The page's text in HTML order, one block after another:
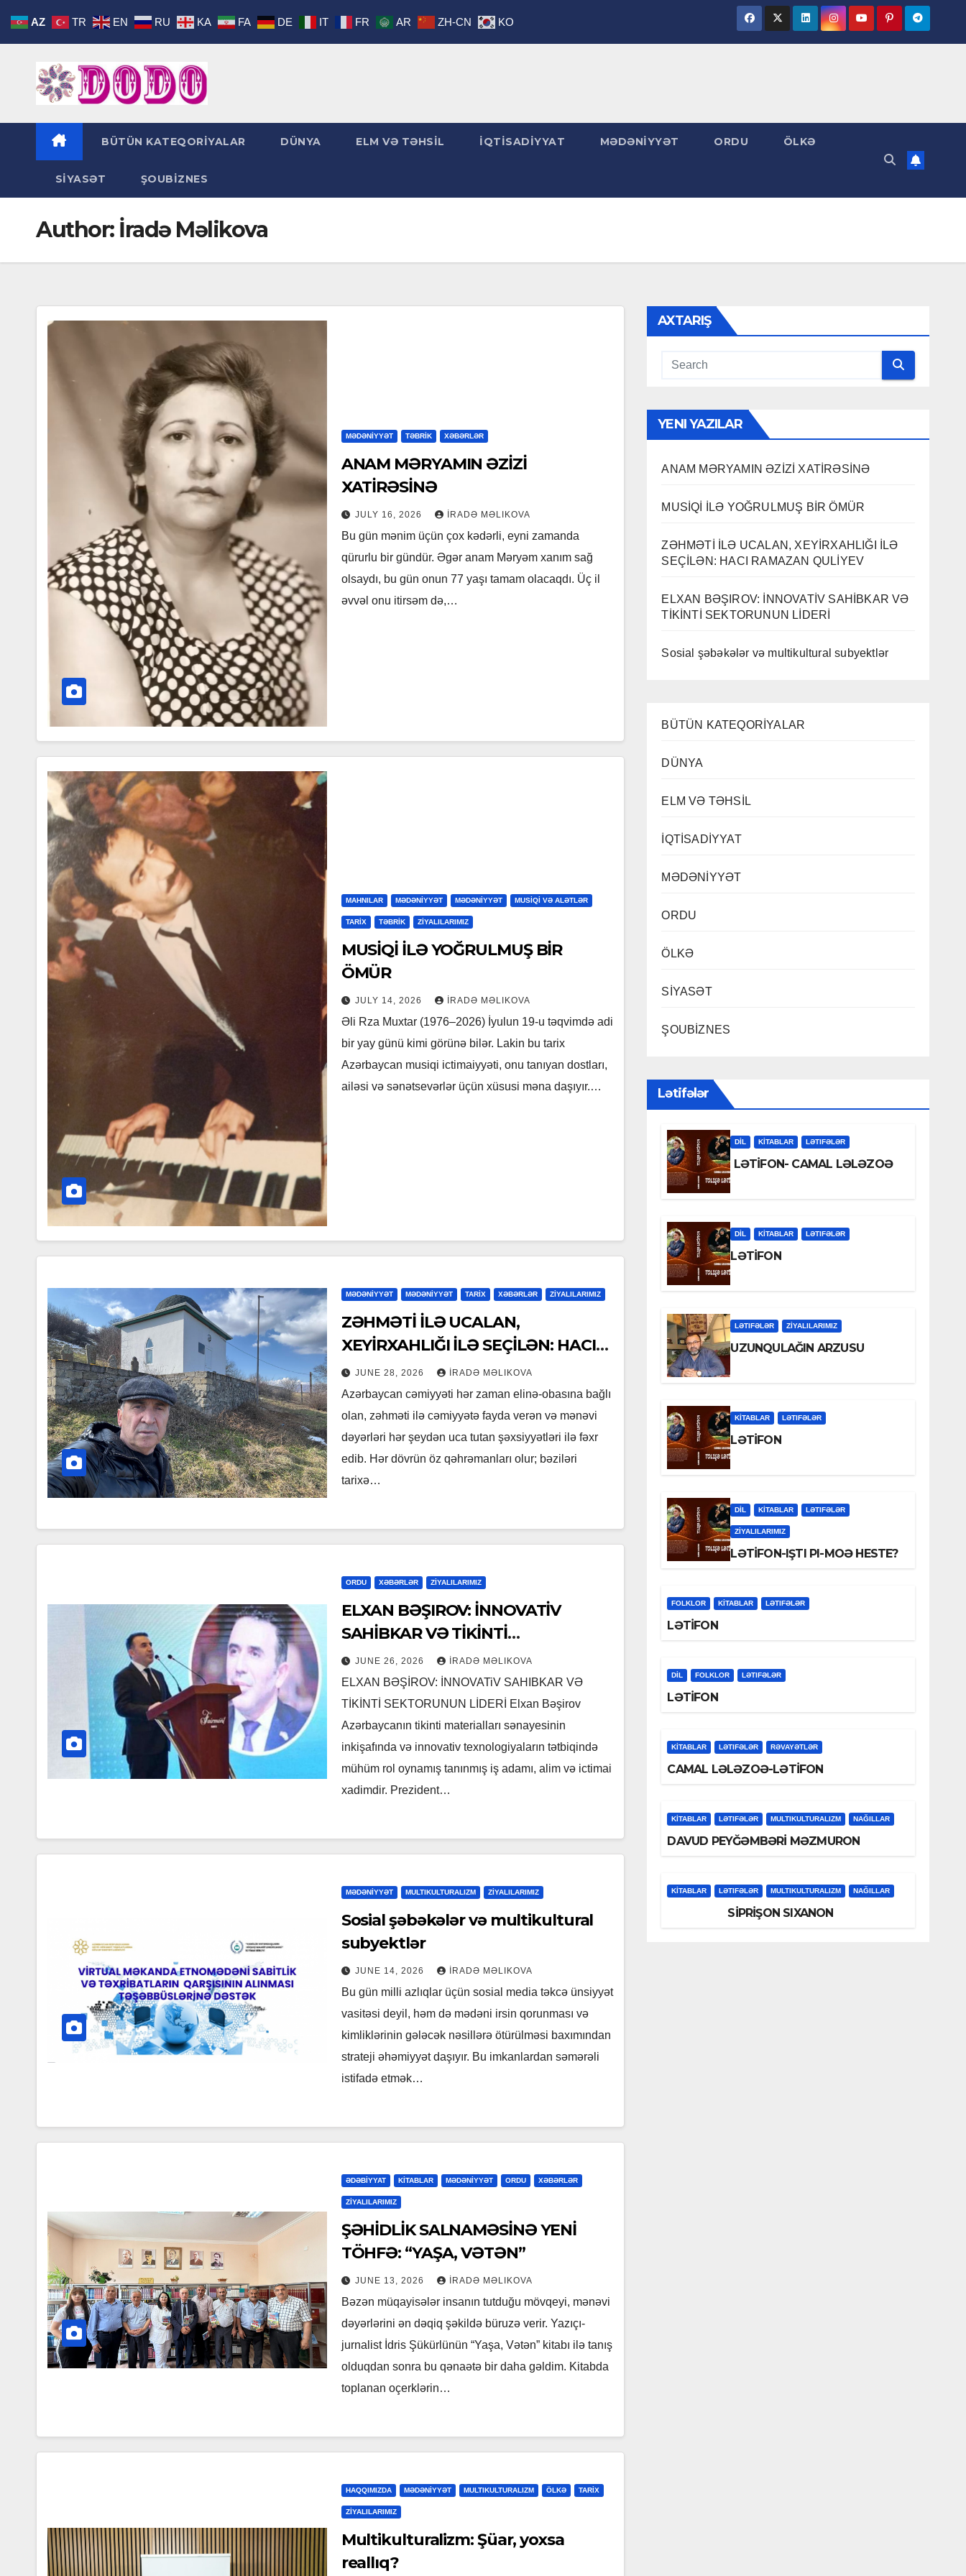
BÜTÜN KATEQORİYALAR DÜNYA ELM VƏ TƏHSİL İQTİSADİYYAT MƏDƏNİYYƏT ORDU ÖLKƏ
SİYASƏT ŞOUBİZNES
Author: İradə Məlikova
MƏDƏNİYYƏT TƏBRİK XƏBƏRLƏR
ANAM MƏRYAMIN ƏZİZİ
XATİRƏSİNƏ
JULY 16, 2026 İRADƏ MƏLIKOVA
Bu gün mənim üçün çox kədərli, eyni zamanda
qürurlu bir gündür. Əgər anam Məryəm xanım sağ
olsaydı, bu gün onun 77 yaşı tamam olacaqdı. Üç il
əvvəl onu itirsəm də,…
MAHNILAR MƏDƏNİYYƏT MƏDƏNİYYƏT MUSİQİ VƏ ALƏTLƏR
TARİX TƏBRİK ZİYALILARIMIZ
MUSİQİ İLƏ YOĞRULMUŞ BİR
ÖMÜR
JULY 14, 2026 İRADƏ MƏLIKOVA
Əli Rza Muxtar (1976–2026) İyulun 19-u təqvimdə adi
bir yay günü kimi görünə bilər. Lakin bu tarix
Azərbaycan musiqi ictimaiyyəti, onu tanıyan dostları,
ailəsi və sənətsevərlər üçün xüsusi məna daşıyır.…
MƏDƏNİYYƏT MƏDƏNİYYƏT TARİX XƏBƏRLƏR ZİYALILARIMIZ
ZƏHMƏTİ İLƏ UCALAN,
XEYİRXAHLIĞI İLƏ SEÇİLƏN: HACI
RAMAZAN QULİYEV
JUNE 28, 2026 İRADƏ MƏLIKOVA
Azərbaycan cəmiyyəti hər zaman elinə-obasına bağlı
olan, zəhməti ilə cəmiyyətə fayda verən və mənəvi
dəyərləri hər şeydən uca tutan şəxsiyyətləri ilə fəxr
edib. Hər dövrün öz qəhrəmanları olur; bəziləri
tarixə…
ORDU XƏBƏRLƏR ZİYALILARIMIZ
ELXAN BƏŞIROV: İNNOVATİV
SAHİBKAR VƏ TİKİNTİ
SEKTORUNUN LİDERİ
JUNE 26, 2026 İRADƏ MƏLIKOVA
ELXAN BƏŞİROV: İNNOVATiV SAHIBKAR VƏ
TİKİNTİ SEKTORUNUN LİDERİ Elxan Bəşirov
Azərbaycanın tikinti materialları sənayesinin
inkişafında və innovativ texnologiyaların tətbiqində
mühüm rol oynamış tanınmış iş adamı, alim və ictimai
xadimdir. Prezident…
MƏDƏNİYYƏT MULTIKULTURALIZM ZİYALILARIMIZ
Sosial şəbəkələr və multikultural
subyektlər
JUNE 14, 2026 İRADƏ MƏLIKOVA
Bu gün milli azlıqlar üçün sosial media təkcə ünsiyyət
vasitəsi deyil, həm də mədəni irsin qorunması və
kimliklərinin gələcək nəsillərə ötürülməsi baxımından
strateji əhəmiyyət daşıyır. Bu imkanlardan səmərəli
istifadə etmək…
ƏDƏBİYYAT KİTABLAR MƏDƏNİYYƏT ORDU XƏBƏRLƏR
ZİYALILARIMIZ
ŞƏHİDLİK SALNAMƏSİNƏ YENİ
TÖHFƏ: “YAŞA, VƏTƏN”
JUNE 13, 2026 İRADƏ MƏLIKOVA
Bəzən müqayisələr insanın tutduğu mövqeyi, mənəvi
dəyərlərini ən dəqiq şəkildə büruzə verir. Yazıçı-
jurnalist İdris Şükürlünün “Yaşa, Vətən” kitabı ilə tanış
olduqdan sonra bu qənaətə bir daha gəldim. Kitabda
toplanan oçerklərin…
HAQQIMIZDA MƏDƏNİYYƏT MULTIKULTURALIZM ÖLKƏ TARİX
ZİYALILARIMIZ
Multikulturalizm: Şüar, yoxsa
reallıq?
AXTARIŞ
YENI YAZILAR
ANAM MƏRYAMIN ƏZİZİ XATİRƏSİNƏ
MUSİQİ İLƏ YOĞRULMUŞ BİR ÖMÜR
ZƏHMƏTİ İLƏ UCALAN, XEYİRXAHLIĞI İLƏ
SEÇİLƏN: HACI RAMAZAN QULİYEV
ELXAN BƏŞIROV: İNNOVATİV SAHİBKAR VƏ
TİKİNTİ SEKTORUNUN LİDERİ
Sosial şəbəkələr və multikultural subyektlər
BÜTÜN KATEQORİYALAR
DÜNYA
ELM VƏ TƏHSİL
İQTİSADİYYAT
MƏDƏNİYYƏT
ORDU
ÖLKƏ
SİYASƏT
ŞOUBİZNES
Lətifələr
DİL KİTABLAR LƏTIFƏLƏR
LƏTİFON- CAMAL LƏLƏZOƏ
DİL KİTABLAR LƏTIFƏLƏR
LƏTİFON
LƏTIFƏLƏR ZİYALILARIMIZ
UZUNQULAĞIN ARZUSU
KİTABLAR LƏTIFƏLƏR
LƏTİFON
DİL KİTABLAR LƏTIFƏLƏR
ZİYALILARIMIZ
LƏTİFON-IŞTI PI-MOƏ HESTE?
FOLKLOR KİTABLAR LƏTIFƏLƏR
LƏTİFON
DİL FOLKLOR LƏTIFƏLƏR
LƏTİFON
KİTABLAR LƏTIFƏLƏR RƏVAYƏTLƏR
CAMAL LƏLƏZOƏ-LƏTİFON
KİTABLAR LƏTIFƏLƏR MULTIKULTURALIZM NAĞILLAR
DAVUD PEYĞƏMBƏRİ MƏZMURON
KİTABLAR LƏTIFƏLƏR MULTIKULTURALIZM NAĞILLAR
SİPRİŞON SIXANON
AZ TR EN RU KA FA DE IT FR AR ZH-CN KO